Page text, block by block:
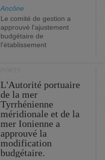
Ancône
Le comité de gestion a
approuvé l'ajustement
budgétaire de
l'établissement
L'Autorité portuaire
de la mer
Tyrrhénienne
méridionale et de la
mer Ionienne a
approuvé la
modification
budgétaire.